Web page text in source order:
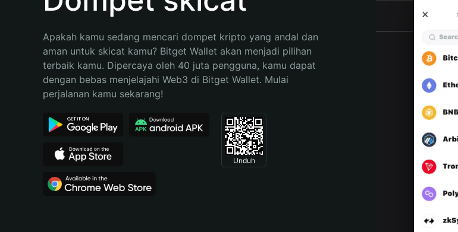
Bahasa Indonesia
Español (Argentina)
Apakah kamu sedang mencari dompet kripto yang andal dan
aman untuk skicat kamu? Bitget Wallet akan menjadi pilihan
terbaik kamu. Dipercaya oleh 40 juta pengguna, kamu dapat
dengan bebas menjelajahi Web3 di Bitget Wallet. Mulai
perjalanan kamu sekarang!
Unduh